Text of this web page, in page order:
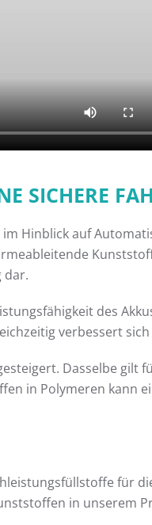
SICHERE
Hinblick auf
dar.
des
verbessert
Dasselbe
in Polymeren
für
in unserem